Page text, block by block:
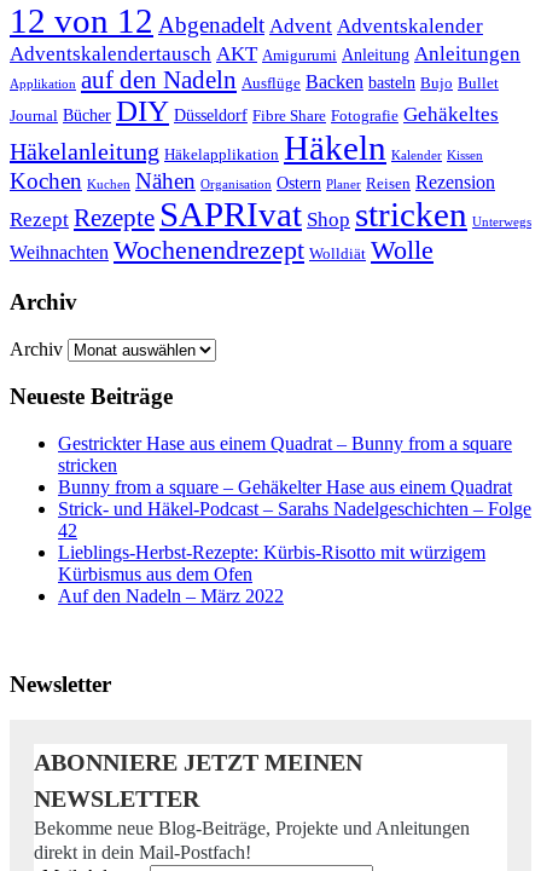
12 von 12 Abgenadelt Advent Adventskalender
Adventskalendertausch AKT Amigurumi Anleitung Anleitungen
Applikation auf den Nadeln Ausflüge Backen basteln Bujo Bullet
Journal Bücher DIY Düsseldorf Fibre Share Fotografie Gehäkeltes
Häkelanleitung Häkelapplikation Häkeln Kalender Kissen
Kochen Kuchen Nähen Organisation Ostern Planer Reisen Rezension
Rezept Rezepte SAPRIvat Shop stricken Unterwegs
Weihnachten Wochenendrezept Wolldiät Wolle
Archiv
Archiv
Neueste Beiträge
Gestrickter Hase aus einem Quadrat – Bunny from a square
stricken
Bunny from a square – Gehäkelter Hase aus einem Quadrat
Strick- und Häkel-Podcast – Sarahs Nadelgeschichten – Folge
42
Lieblings-Herbst-Rezepte: Kürbis-Risotto mit würzigem
Kürbismus aus dem Ofen
Auf den Nadeln – März 2022
Newsletter
ABONNIERE JETZT MEINEN
NEWSLETTER
Bekomme neue Blog-Beiträge, Projekte und Anleitungen
direkt in dein Mail-Postfach!